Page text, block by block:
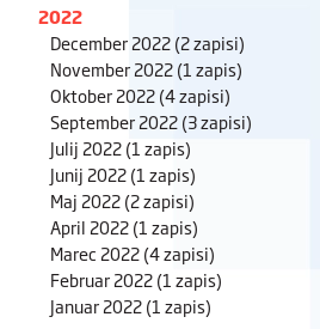
2022
December 2022(2 zapisi)
November 2022(1 zapis)
Oktober 2022(4 zapisi)
September 2022(3 zapisi)
Julij 2022(1 zapis)
Junij 2022(1 zapis)
Maj 2022(2 zapisi)
April 2022(1 zapis)
Marec 2022(4 zapisi)
Februar 2022(1 zapis)
Januar 2022(1 zapis)